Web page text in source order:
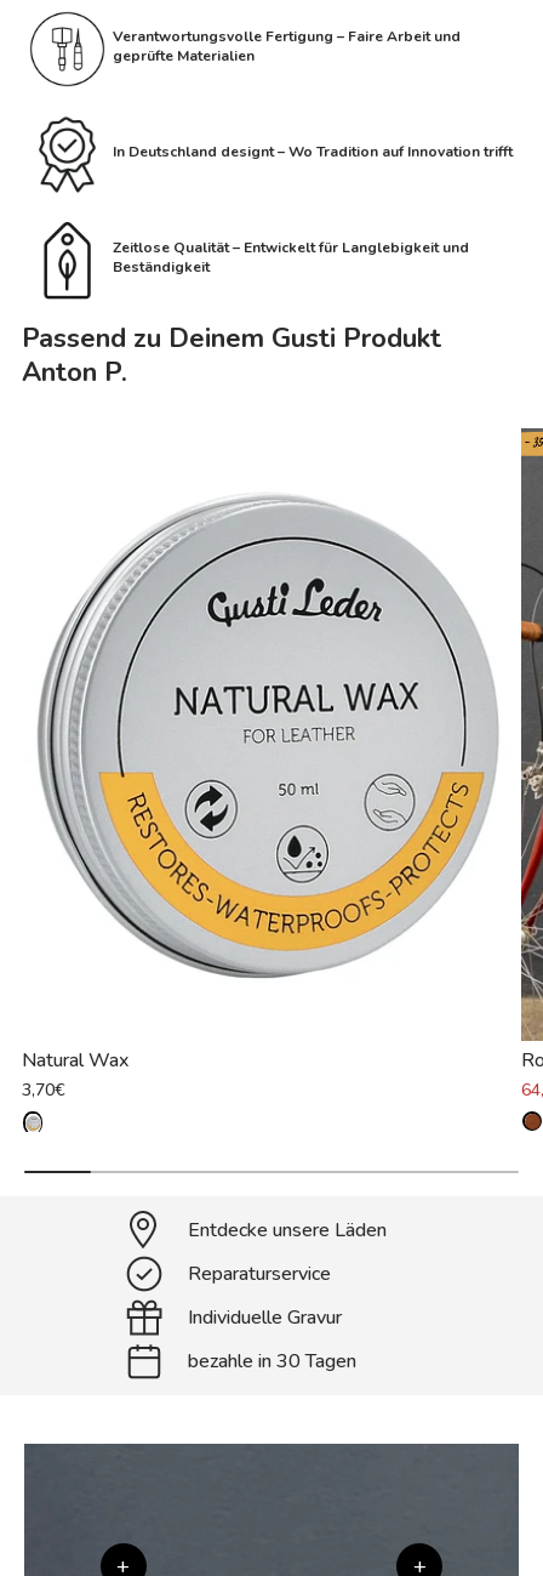
Verantwortungsvolle Fertigung – Faire Arbeit und
geprüfte Materialien
In Deutschland designt – Wo Tradition auf Innovation trifft
Zeitlose Qualität – Entwickelt für Langlebigkeit und
Beständigkeit
Passend zu Deinem Gusti Produkt
Anton P.
Natural Wax
3,70€
-
Entdecke unsere Läden
Reparaturservice
Individuelle Gravur
bezahle in 30 Tagen
+ +